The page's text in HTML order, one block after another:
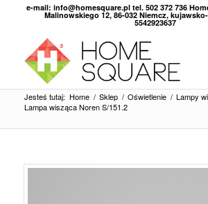
e-mail: info@homesquare.pl tel. 502 372 736
Malinowskiego 12, 86-032 Niemcz,
5542923637
Jesteś tutaj: Home / Sklep / Oświetlenie / Lampy
Lampa wisząca Noren S/151.2